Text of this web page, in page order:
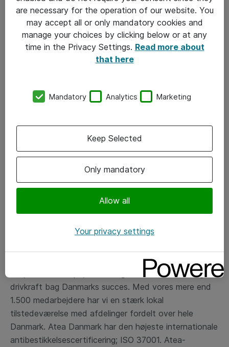
servicebranchen og som nummer 49 på den samlede
rangliste.
Atea-koncernen leverer også rekordhøjt plus
leverandør af it-infrastruktur med flere end 8.000
medarbejdere i Norge, Sverige, Danmark, Finland,
omsætning på NOK 46,7 milliarder samt bundlinje på
NOK 1.196 millioner (EBIT). Læs mere om resultaterne
for både Danmark og Atea-koncernenher.
bygger vi et digitalt Danmark, vi kan være stolte af. Vi
og skaber værdi for vores kunders forretning. Vi gør
det, fordi vi tror på, at it er og bliver den væsentligste
drivkraft bag Danmarks succes. Med vores mere end
1.500 medarbejdere har vi en stærk lokal
tilstedeværelse med afdelinger fordelt over hele
Danmark. Atea Danmark har den højeste internationale
antibestikkelsescertificering; ISO 37001. Atea-
are necessary for the operation of our website. You
may accept all or only mandatory cookies and
manage your choices by clicking below or at any
time in the Privacy Settings. Read more about
that here
Mandatory Analytics Marketing
Only mandatory
Allow all
Keep Selected
Your privacy settings